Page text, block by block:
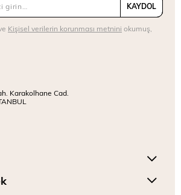
KAYDOL
Kişisel verilerin korunması metnini okumuş,
Karakolhane Cad.